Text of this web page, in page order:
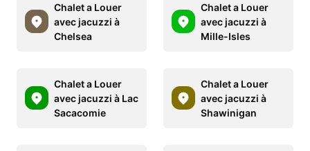
Chalet a Louer
avec jacuzzi à
Chelsea
Chalet a Louer
avec jacuzzi à
Mille-Isles
Chalet a Louer
avec jacuzzi à Lac
Sacacomie
Chalet a Louer
avec jacuzzi à
Shawinigan